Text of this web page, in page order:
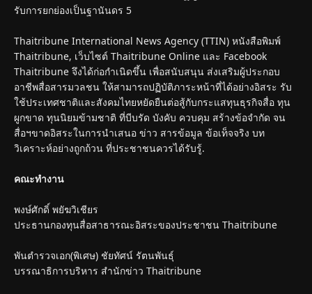
รับการยกย่องเป็นฐานันดร 5
Thaitribune International News Agency (TTIN) หนังสือพิมพ์
Thaitribune, เว็บไซต์ Thaitribune Online และ Facebook
Thaitribune จึงได้ก่อกำเนิดขึ้น เพื่อสนับสนุน ส่งเสริมผู้ประกอบ
อาชีพสื่อสารมวลชน ให้สามารถปฏิบัติภาระหน้าที่ได้อย่างอิสระ รับ
ใช้ประเทศชาติและสังคมไทยหยัดยืนต่อสู้กับกระแสทุนธุรกิจสื่อ ทุน
ผูกขาด ทุนนิยมข้ามชาติ ที่บีบรัด บังคับ ควบคุม สร้างข้อจำกัด จน
สื่อฯขาดอิสระในการนำเสนอ ข่าว สารข้อมูล ข้อเท็จจริง บท
วิเคราะห์อย่างถูกถ้วน ที่ประชาชนควรได้รับรู้.
คณะทำงาน
พงษ์ศักดิ์ พยัฆวิเชียร
ประธานกองทุนสื่อสาธารณะอิสระของประชาชน Thaitribune
พันตำรวจเอก(พิเศษ) ชัยทัศน์ รัตนพันธุ์
บรรณาธิการบริหาร สำนักข่าว Thaitribune